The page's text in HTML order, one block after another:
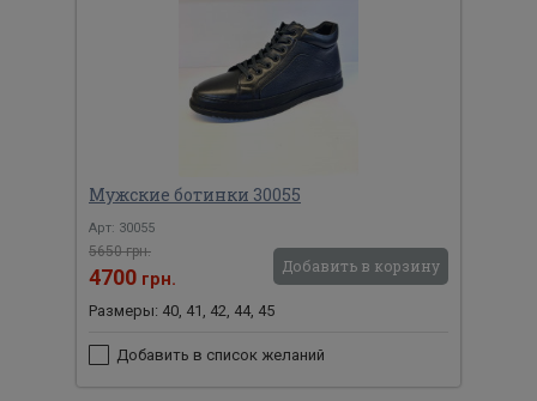
Мужские ботинки 30055
Арт: 30055
5650 грн.
4700 грн.
Добавить в корзину
Размеры: 40, 41, 42, 44, 45
Добавить в список желаний